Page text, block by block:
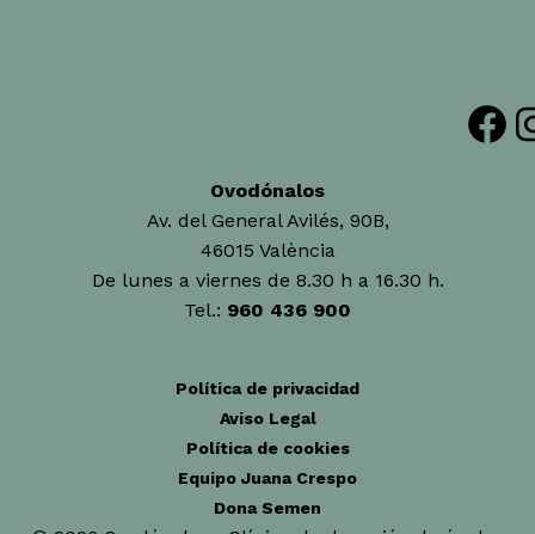
Facebook
Ovodónalos
Av. del General Avilés, 90B,
46015 València
De lunes a viernes de 8.30 h a 16.30 h.
Tel.: 960 436 900
Política de privacidad
Aviso Legal
Política de cookies
Equipo Juana Crespo
Dona Semen